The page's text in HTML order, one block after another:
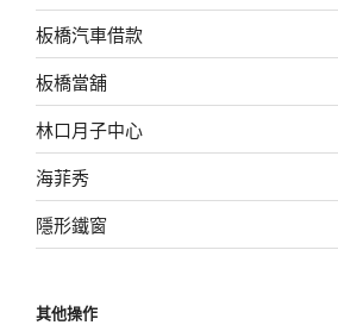
板橋汽車借款
板橋當舖
林口月子中心
海菲秀
隱形鐵窗
其他操作